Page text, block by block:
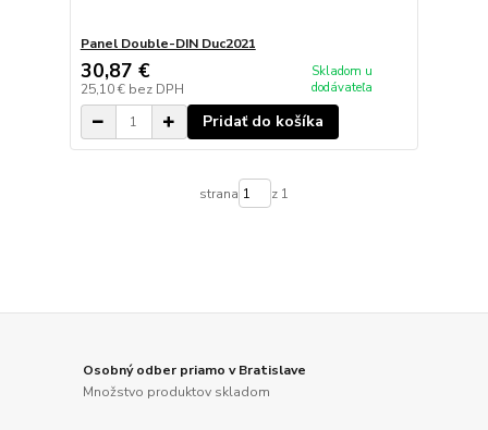
Panel Double-DIN Duc2021
30,87 €
25,10 € bez DPH
Skladom u
dodávateľa
Pridať do košíka
strana z 1
Osobný odber priamo v Bratislave
Množstvo produktov skladom